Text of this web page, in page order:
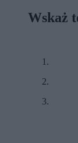
Wskaż